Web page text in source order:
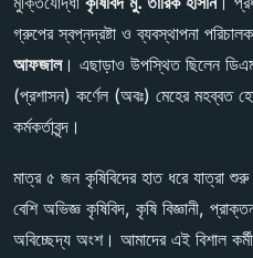
গ্রুপের স্বপ্নদ্রষ্টা ও ব্যবস্থাপনা
আফজাল। এছাড়াও উপস্থিত ছিলেন
(প্রশাসন) কর্ণেল (অবঃ) মেহের মহব্বত
কর্মকর্তাবৃন্দ।
মাত্র ৫ জন কৃষিবিদের হাত ধরে যাত্রা
বেশি অভিজ্ঞ কৃষিবিদ, কৃষি বিজ্ঞানী,
অবিচ্ছেদ্য অংশ। আমাদের এই বিশাল